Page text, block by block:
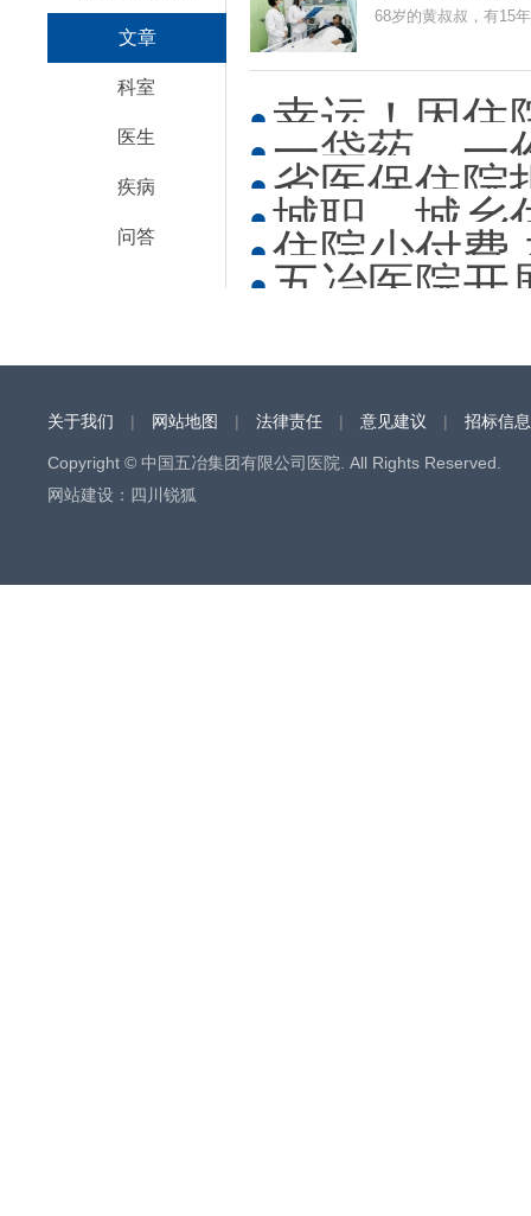
文章
科室
医生
疾病
问答
68岁的黄叔叔，有15
幸运！因住
一袋药，一
省医保住院
城职、城乡
住院少付费
五冶医院
关于我们 | 网站地图 | 法律责任 | 意见建议 | 招标信息
Copyright © 中国五冶集团有限公司医院. All Rights Reserved.
网站建设 ： 四川锐狐